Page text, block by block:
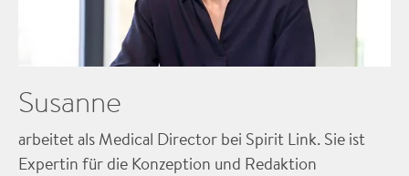
Susanne
arbeitet als Medical Director bei Spirit Link. Sie ist
Expertin für die Konzeption und Redaktion